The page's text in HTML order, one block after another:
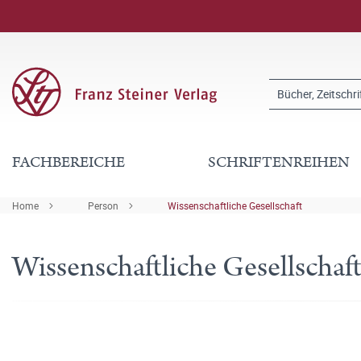
FACHBEREICHE SCHRIFTENREIHEN
Home Person Wissenschaftliche Gesellschaft
Wissenschaftliche Gesellschaft